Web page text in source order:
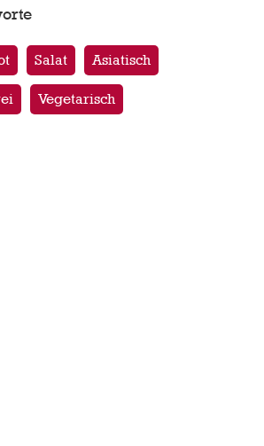
Salat Asiatisch
Vegetarisch